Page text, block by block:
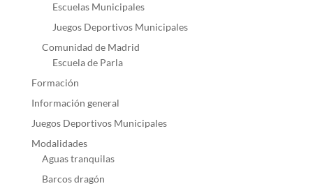
Escuelas Municipales
Juegos Deportivos Municipales
Comunidad de Madrid
Escuela de Parla
Formación
Información general
Juegos Deportivos Municipales
Modalidades
Aguas tranquilas
Barcos dragón